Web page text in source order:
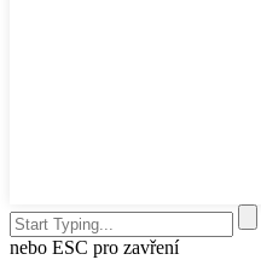
nebo ESC pro zavření